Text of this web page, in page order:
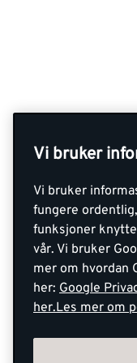
Vi bruker
Vi bruker
fungere
funksjoner
vår. Vi bruker
mer om hvordan
her: Google
her.Les mer om